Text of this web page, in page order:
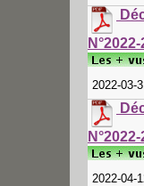
2022-03-
2022-04-